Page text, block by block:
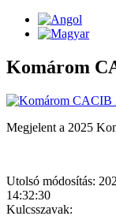
Komárom
Megjelent a 2025
Utolsó módosítás:
14:32:30
Kulcsszavak: